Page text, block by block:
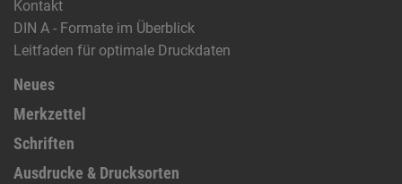
Kontakt
DIN A - Formate im Überblick
Leitfaden für optimale Druckdaten
Neues
Merkzettel
Schriften
Ausdrucke & Drucksorten